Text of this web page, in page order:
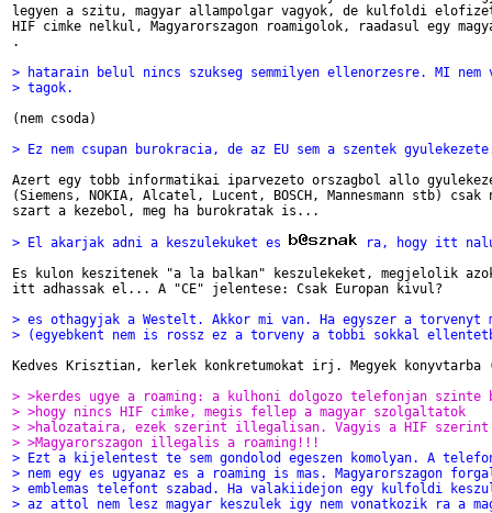
legyen a szitu, magyar allampolgar vagyok, de kulfoldi
HIF cimke nelkul, Magyarorszagon roamigolok, raadasul egy
.
> hatarain belul nincs szukseg semmilyen ellenorzesre. MI nem
> tagok.
(nem csoda)
> Ez nem csupan burokracia, de az EU sem a szentek
Azert egy tobb informatikai iparvezeto orszagbol allo
(Siemens, NOKIA, Alcatel, Lucent, BOSCH, Mannesmann stb) csak
szart a kezebol, meg ha burokratak is...
> El akarjak adni a keszulekuket es
ra, hogy itt
Es kulon keszitenek "a la balkan" keszulekeket, megjelolik
itt adhassak el... A "CE" jelentese: Csak Europan kivul?
> es othagyjak a Westelt. Akkor mi van. Ha egyszer a torvenyt
> (egyebkent nem is rossz ez a torveny a tobbi sokkal
Kedves Krisztian, kerlek konkretumokat irj. Megyek
> >kerdes ugye a roaming: a kulhoni dolgozo telefonjan szinte
> >hogy nincs HIF cimke, megis fellep a magyar szolgaltatok
> >halozataira, ezek szerint illegalisan. Vagyis a HIF szerint
> >Magyarorszagon illegalis a roaming!!!
> Ezt a kijelentest te sem gondolod egeszen komolyan. A
> nem egy es ugyanaz es a roaming is mas. Magyarorszagon
> emblemas telefont szabad. Ha valakiidejon egy kulfoldi
> az attol nem lesz magyar keszulek igy nem vonatkozik ra a